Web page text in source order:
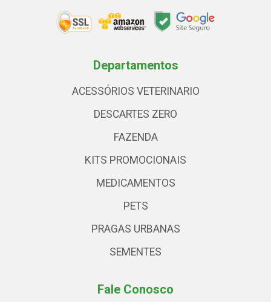
Departamentos
ACESSÓRIOS VETERINARIO
DESCARTES ZERO
FAZENDA
KITS PROMOCIONAIS
MEDICAMENTOS
PETS
PRAGAS URBANAS
SEMENTES
Fale Conosco